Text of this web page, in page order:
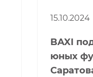
15.10.2024
BAXI
юных